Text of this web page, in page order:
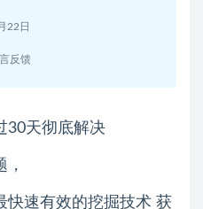
22日
反馈
30天彻底解决
快速有效的挖掘技术 获